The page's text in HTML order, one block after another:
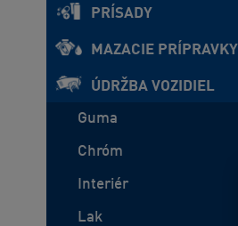
PRÍSADY
MAZACIE PRÍPRAVKY
ÚDRŽBA VOZIDIEL
Guma
Chróm
Interiér
Lak